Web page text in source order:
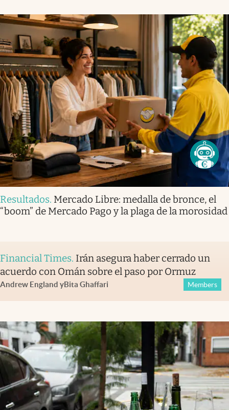
Resultados. Mercado Libre: medalla de bronce, el
“boom” de Mercado Pago y la plaga de la morosidad
Financial Times. Irán asegura haber cerrado un
acuerdo con Omán sobre el paso por Ormuz
Andrew England yBita Ghaffari Members